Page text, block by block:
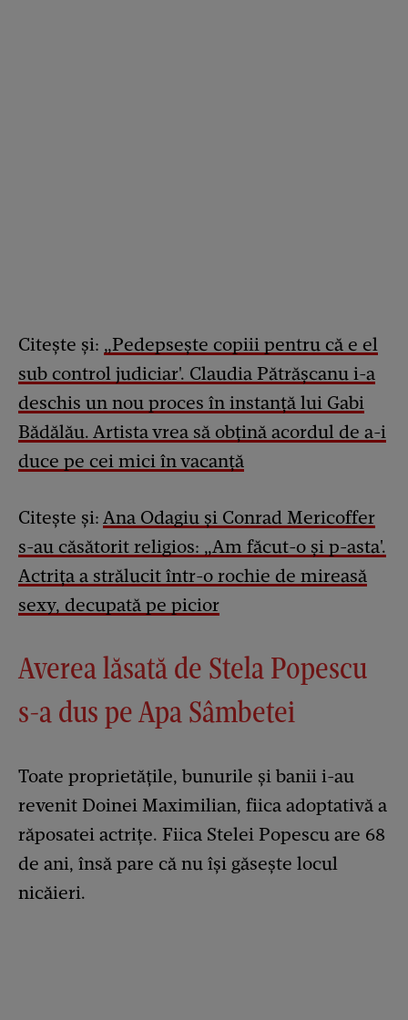
Citește și: „Pedepsește copiii pentru că e el
sub control judiciar'. Claudia Pătrășcanu i-a
deschis un nou proces în instanță lui Gabi
Bădălău. Artista vrea să obțină acordul de a-i
duce pe cei mici în vacanță
Citește și: Ana Odagiu și Conrad Mericoffer
s-au căsătorit religios: „Am făcut-o și p-asta'.
Actrița a strălucit într-o rochie de mireasă
sexy, decupată pe picior
Averea lăsată de Stela Popescu
s-a dus pe Apa Sâmbetei
Toate proprietățile, bunurile și banii i-au
revenit Doinei Maximilian, fiica adoptativă a
răposatei actrițe. Fiica Stelei Popescu are 68
de ani, însă pare că nu își găsește locul
nicăieri.